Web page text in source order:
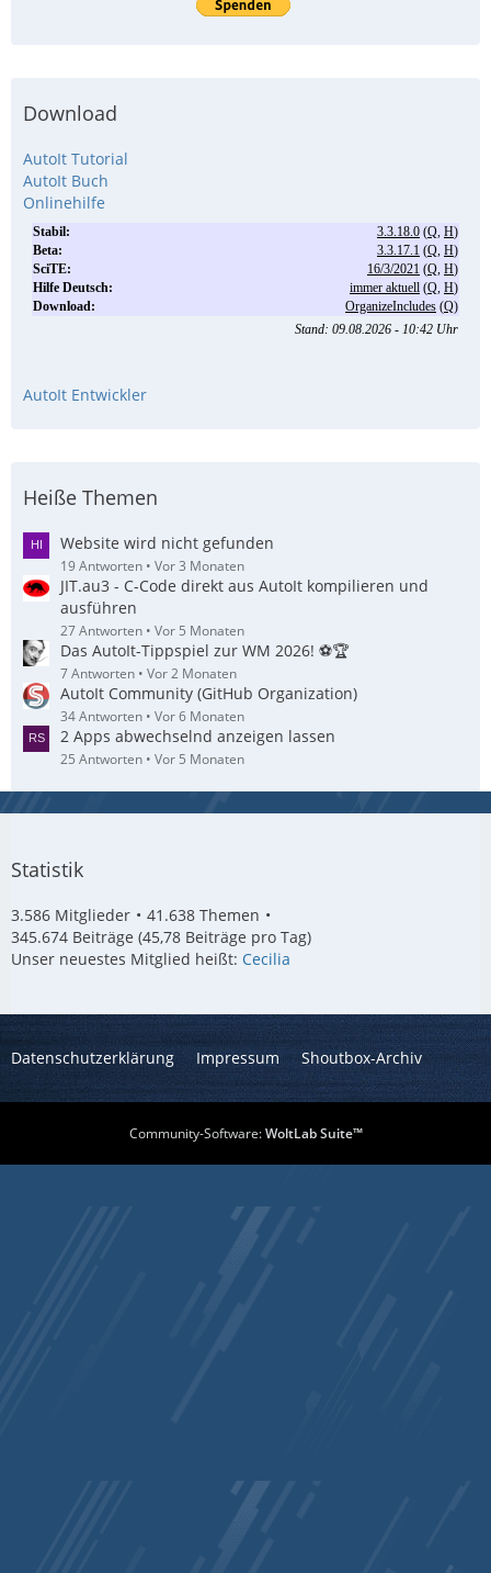
Download
AutoIt Tutorial
AutoIt Buch
Onlinehilfe
AutoIt Entwickler
Heiße Themen
Website wird nicht gefunden
19 Antworten Vor 3 Monaten
JIT.au3 - C-Code direkt aus AutoIt kompilieren und
ausführen
27 Antworten Vor 5 Monaten
Das AutoIt-Tippspiel zur WM 2026! ⚽🏆
7 Antworten Vor 2 Monaten
AutoIt Community (GitHub Organization)
34 Antworten Vor 6 Monaten
2 Apps abwechselnd anzeigen lassen
25 Antworten Vor 5 Monaten
Statistik
3.586 Mitglieder
41.638 Themen
345.674 Beiträge (45,78 Beiträge pro Tag)
Unser neuestes Mitglied heißt: Cecilia
Datenschutzerklärung Impressum Shoutbox-Archiv
Community-Software:WoltLab Suite™